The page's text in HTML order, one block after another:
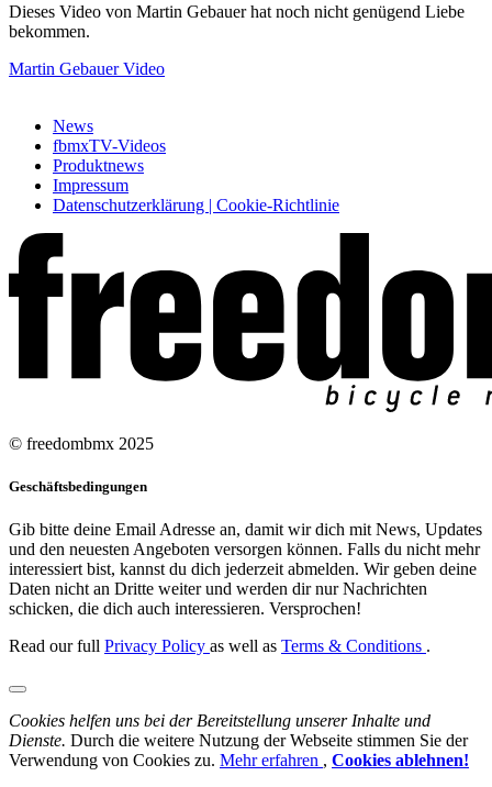
Dieses Video von Martin Gebauer hat noch nicht genügend Liebe
bekommen.
Martin Gebauer Video
News
fbmxTV-Videos
Produktnews
Impressum
Datenschutzerklärung | Cookie-Richtlinie
© freedombmx 2025
Geschäftsbedingungen
Gib bitte deine Email Adresse an, damit wir dich mit News, Updates
und den neuesten Angeboten versorgen können. Falls du nicht mehr
interessiert bist, kannst du dich jederzeit abmelden. Wir geben deine
Daten nicht an Dritte weiter und werden dir nur Nachrichten
schicken, die dich auch interessieren. Versprochen!
Read our full Privacy Policy as well as Terms & Conditions .
Cookies helfen uns bei der Bereitstellung unserer Inhalte und
Dienste. Durch die weitere Nutzung der Webseite stimmen Sie der
Verwendung von Cookies zu. Mehr erfahren , Cookies ablehnen!